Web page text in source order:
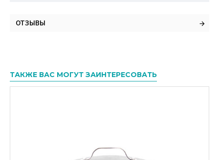
ОТЗЫВЫ
ТАКЖЕ ВАС МОГУТ ЗАИНТЕРЕСОВАТЬ